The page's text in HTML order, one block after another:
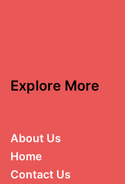
Explore More
About Us
Home
Contact Us